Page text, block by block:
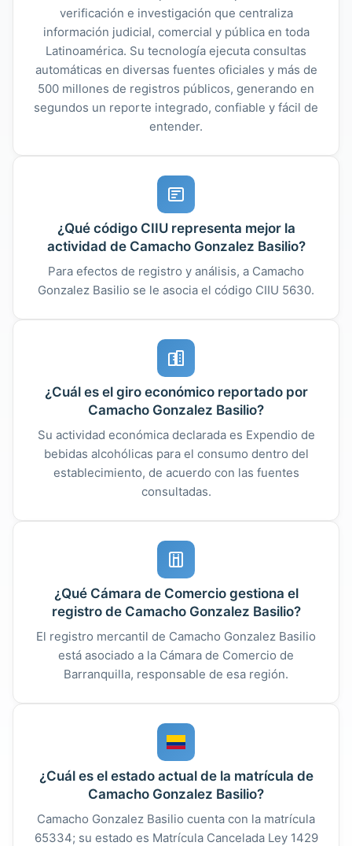
verificación e investigación que centraliza
información judicial, comercial y pública en toda
Latinoamérica. Su tecnología ejecuta consultas
automáticas en diversas fuentes oficiales y más de
500 millones de registros públicos, generando en
segundos un reporte integrado, confiable y fácil de
entender.
¿Qué código CIIU representa mejor la
actividad de Camacho Gonzalez Basilio?
Para efectos de registro y análisis, a Camacho
Gonzalez Basilio se le asocia el código CIIU 5630.
¿Cuál es el giro económico reportado por
Camacho Gonzalez Basilio?
Su actividad económica declarada es Expendio de
bebidas alcohólicas para el consumo dentro del
establecimiento, de acuerdo con las fuentes
consultadas.
¿Qué Cámara de Comercio gestiona el
registro de Camacho Gonzalez Basilio?
El registro mercantil de Camacho Gonzalez Basilio
está asociado a la Cámara de Comercio de
Barranquilla, responsable de esa región.
¿Cuál es el estado actual de la matrícula de
Camacho Gonzalez Basilio?
Camacho Gonzalez Basilio cuenta con la matrícula
65334; su estado es Matrícula Cancelada Ley 1429